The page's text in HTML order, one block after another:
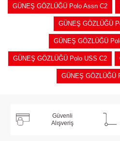
GÜNEŞ GÖZLÜĞÜ Polo Assn C2
GÜNEŞ GÖZLÜĞÜ
GÜNEŞ GÖZLÜĞÜ
GÜNEŞ GÖZLÜĞÜ Polo USS C2
GÜNEŞ GÖZLÜĞÜ
Güvenli
Alışveriş